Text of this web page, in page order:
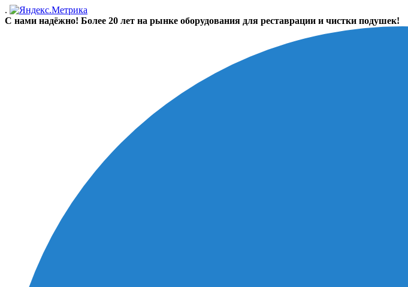
.
С нами надёжно! Более 20 лет на рынке оборудования для реставрации и чистки подушек!